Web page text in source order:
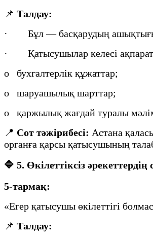
📌 Талдау:
· Бұл — басқарудың ашықтығына
· Қатысушылар келесі
o бухгалтерлік құжаттар;
o шаруашылық шарттар;
o қаржылық жағдай туралы
📍 Сот тәжірибесі: Астана
органға қарсы қатысушының
🔷 5. Өкілеттіксіз
5-тармақ:
«Егер қатысушы өкілеттігі
📌 Талдау: